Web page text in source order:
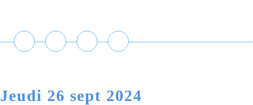
Jeudi 26 sept 2024